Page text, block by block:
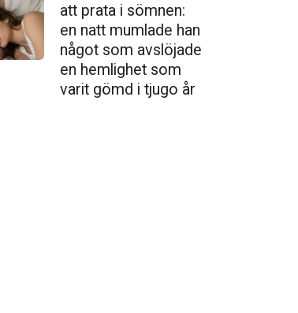
att prata i sömnen:
en natt mumlade han
något som avslöjade
en hemlighet som
varit gömd i tjugo år